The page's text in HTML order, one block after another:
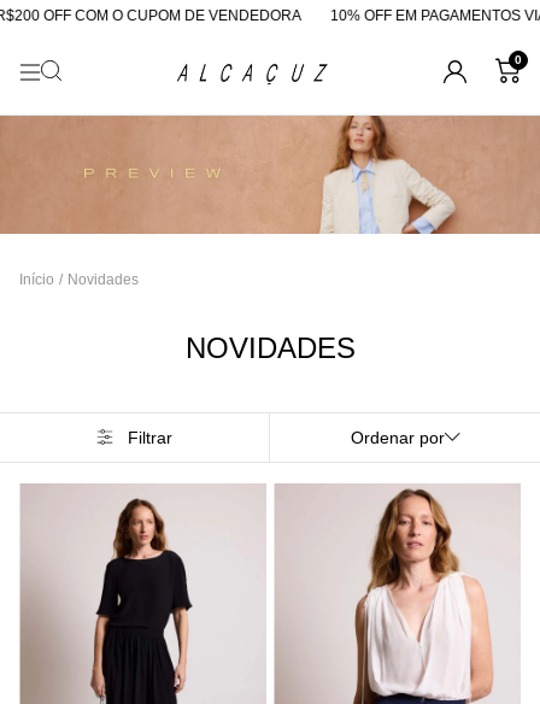
COM O CUPOM DE VENDEDORA 10% OFF EM PAGAMENTOS VIA PIX
0
Início / Novidades
NOVIDADES
Filtrar Ordenar por